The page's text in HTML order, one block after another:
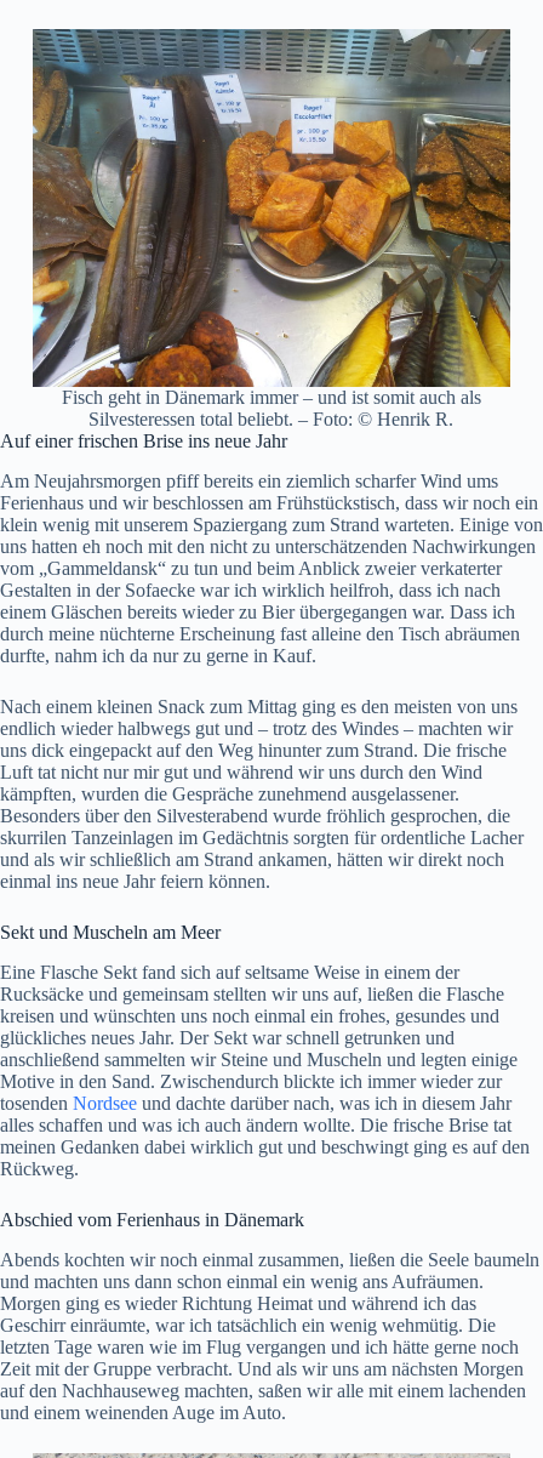
Fisch geht in Dänemark immer – und ist somit auch als
Silvesteressen total beliebt. – Foto: © Henrik R.
Auf einer frischen Brise ins neue Jahr
Am Neujahrsmorgen pfiff bereits ein ziemlich scharfer Wind ums
Ferienhaus und wir beschlossen am Frühstückstisch, dass wir noch ein
klein wenig mit unserem Spaziergang zum Strand warteten. Einige von
uns hatten eh noch mit den nicht zu unterschätzenden Nachwirkungen
vom „Gammeldansk“ zu tun und beim Anblick zweier verkaterter
Gestalten in der Sofaecke war ich wirklich heilfroh, dass ich nach
einem Gläschen bereits wieder zu Bier übergegangen war. Dass ich
durch meine nüchterne Erscheinung fast alleine den Tisch abräumen
durfte, nahm ich da nur zu gerne in Kauf.
Nach einem kleinen Snack zum Mittag ging es den meisten von uns
endlich wieder halbwegs gut und – trotz des Windes – machten wir
uns dick eingepackt auf den Weg hinunter zum Strand. Die frische
Luft tat nicht nur mir gut und während wir uns durch den Wind
kämpften, wurden die Gespräche zunehmend ausgelassener.
Besonders über den Silvesterabend wurde fröhlich gesprochen, die
skurrilen Tanzeinlagen im Gedächtnis sorgten für ordentliche Lacher
und als wir schließlich am Strand ankamen, hätten wir direkt noch
einmal ins neue Jahr feiern können.
Sekt und Muscheln am Meer
Eine Flasche Sekt fand sich auf seltsame Weise in einem der
Rucksäcke und gemeinsam stellten wir uns auf, ließen die Flasche
kreisen und wünschten uns noch einmal ein frohes, gesundes und
glückliches neues Jahr. Der Sekt war schnell getrunken und
anschließend sammelten wir Steine und Muscheln und legten einige
Motive in den Sand. Zwischendurch blickte ich immer wieder zur
tosenden Nordsee und dachte darüber nach, was ich in diesem Jahr
alles schaffen und was ich auch ändern wollte. Die frische Brise tat
meinen Gedanken dabei wirklich gut und beschwingt ging es auf den
Rückweg.
Abschied vom Ferienhaus in Dänemark
Abends kochten wir noch einmal zusammen, ließen die Seele baumeln
und machten uns dann schon einmal ein wenig ans Aufräumen.
Morgen ging es wieder Richtung Heimat und während ich das
Geschirr einräumte, war ich tatsächlich ein wenig wehmütig. Die
letzten Tage waren wie im Flug vergangen und ich hätte gerne noch
Zeit mit der Gruppe verbracht. Und als wir uns am nächsten Morgen
auf den Nachhauseweg machten, saßen wir alle mit einem lachenden
und einem weinenden Auge im Auto.